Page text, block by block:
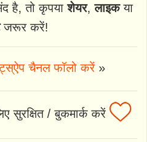
है, तो कृपयाशेयर,लाइकया
जरूर करें!
चैनल फॉलो करें»
सुरक्षित / बुकमार्क करें